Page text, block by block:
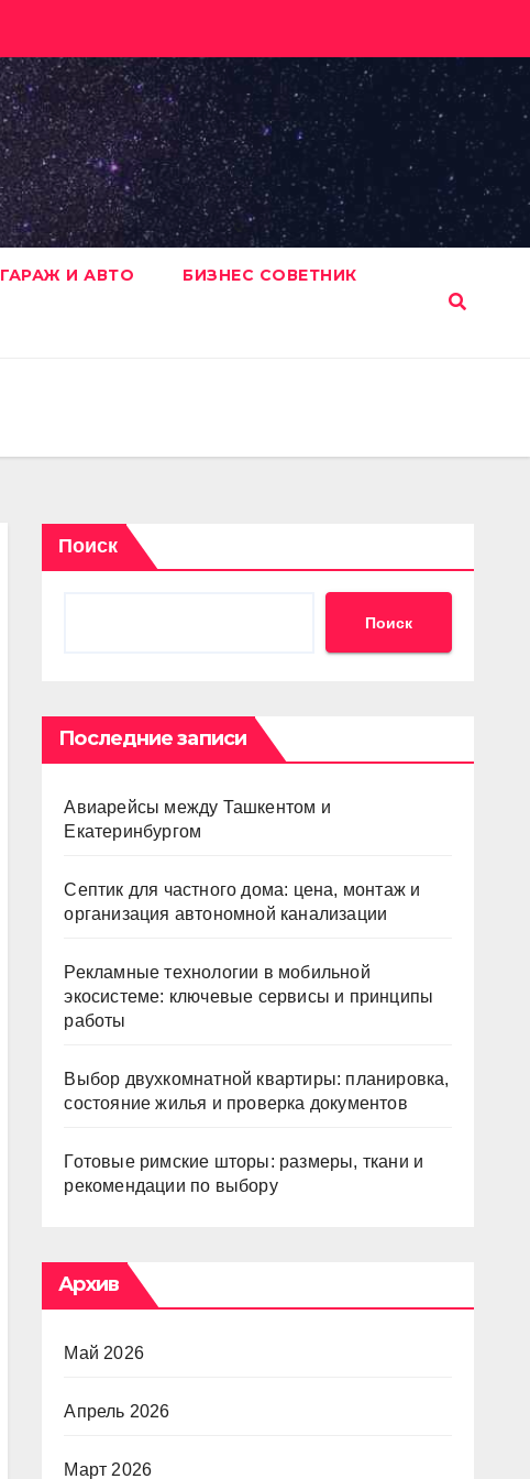
ГАРАЖ И АВТО БИЗНЕС СОВЕТНИК
Поиск
Поиск
Последние записи
Авиарейсы между Ташкентом и
Екатеринбургом
Септик для частного дома: цена, монтаж и
организация автономной канализации
Рекламные технологии в мобильной
экосистеме: ключевые сервисы и принципы
работы
Выбор двухкомнатной квартиры: планировка,
состояние жилья и проверка документов
Готовые римские шторы: размеры, ткани и
рекомендации по выбору
Архив
Май 2026
Апрель 2026
Март 2026